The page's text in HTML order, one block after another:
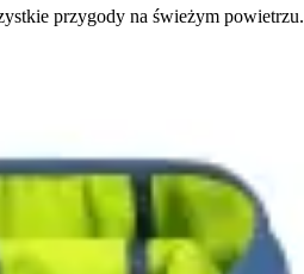
przygody na świeżym powietrzu.